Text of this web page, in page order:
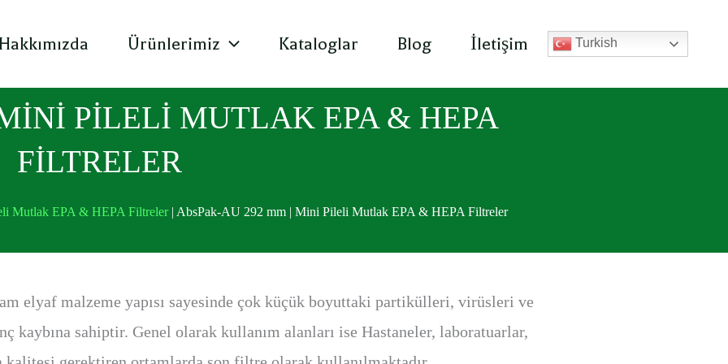
Hakkımızda Ürünlerimiz Kataloglar Blog İletişim Turkish
PİLELİ MUTLAK EPA & HEPA
FİLTRELER
Mutlak EPA & HEPA Filtreler| AbsPak-AU 292 mm | Mini Pileli Mutlak EPA & HEPA Filtreler
elyaf malzeme yapısı sayesinde çok küçük boyuttaki partikülleri, virüsleri ve
sahiptir. Genel olarak kullanım alanları ise Hastaneler, laboratuarlar,